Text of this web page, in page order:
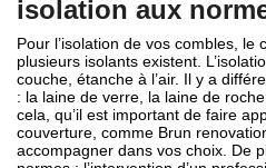
isolation aux
Pour l’isolation de vos combles, le
plusieurs isolants existent.
couche, étanche à l’air. Il y a
: la laine de verre, la laine de
cela, qu’il est important de faire
couverture, comme Brun
accompagner dans vos choix. De